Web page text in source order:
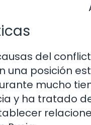
del
una posición
mucho
y ha tratado